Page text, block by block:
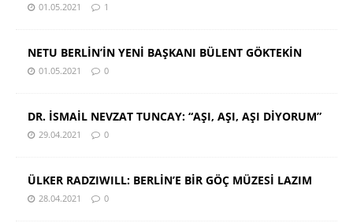
01.05.2021 1
NETU BERLİN’İN YENİ BAŞKANI BÜLENT GÖKTEKİN
01.05.2021 0
DR. İSMAİL NEVZAT TUNCAY: “AŞI, AŞI, AŞI DİYORUM”
29.04.2021 0
ÜLKER RADZIWILL: BERLİN’E BİR GÖÇ MÜZESİ LAZIM
28.04.2021 0